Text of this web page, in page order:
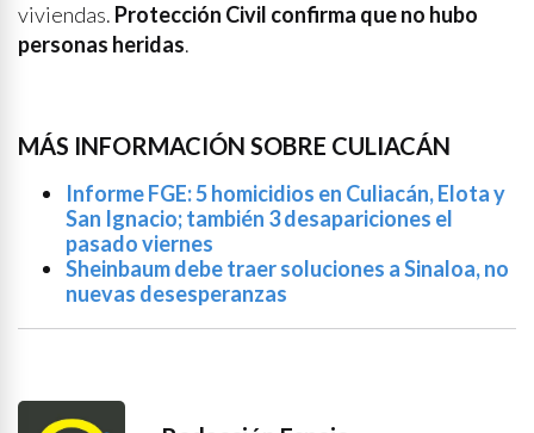
viviendas. Protección Civil confirma que no hubo
personas heridas.
MÁS INFORMACIÓN SOBRE CULIACÁN
Informe FGE: 5 homicidios en Culiacán, Elota y
San Ignacio; también 3 desapariciones el
pasado viernes
Sheinbaum debe traer soluciones a Sinaloa, no
nuevas desesperanzas